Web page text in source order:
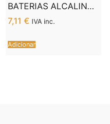
BATERIAS ALCALINAS
KODAK XTRALIFE
LR20 D LR20 1,5V
7,11 € IVA inc.
Adicionar